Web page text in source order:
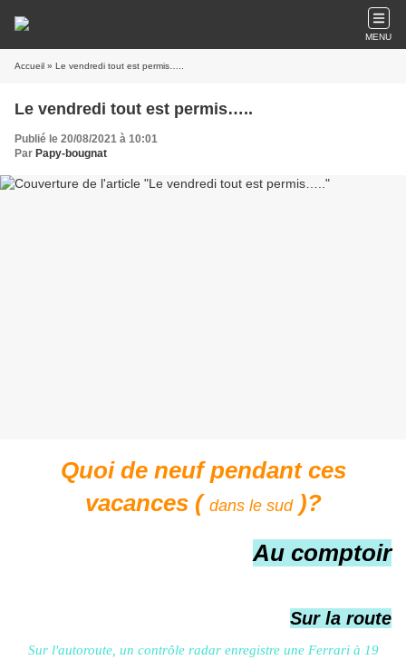
MENU
Accueil » Le vendredi tout est permis…..
Le vendredi tout est permis…..
Publié le 20/08/2021 à 10:01
Par Papy-bougnat
Quoi de neuf pendant ces
vacances ( dans le sud)?
Au comptoir
Sur la route
Sur l'autoroute, un contrôle radar enregistre une Ferrari à 19